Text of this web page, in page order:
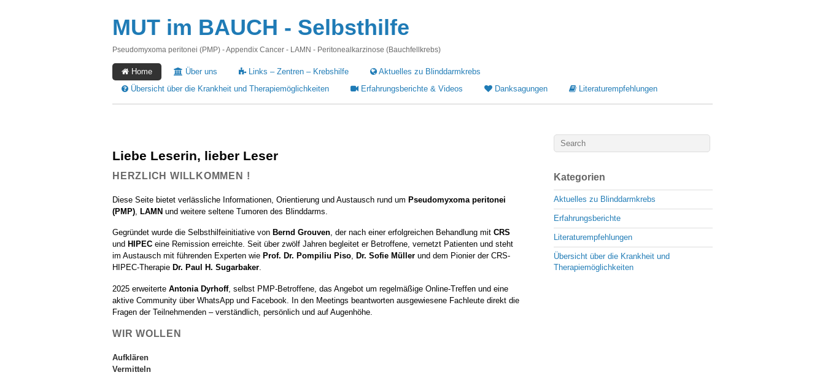
MUT im BAUCH - Selbsthilfe
Pseudomyxoma peritonei (PMP) - Appendix Cancer - LAMN - Peritonealkarzinose (Bauchfellkrebs)
Home Über uns Links – Zentren – Krebshilfe
Aktuelles zu Blinddarmkrebs
Übersicht über die Krankheit und Therapiemöglichkeiten
Erfahrungsberichte & Videos Danksagungen Literaturempfehlungen
Liebe Leserin, lieber Leser
HERZLICH WILLKOMMEN !
Diese Seite bietet verlässliche Informationen, Orientierung und Austausch rund um Pseudomyxoma peritonei
(PMP)
LAMN und weitere seltene Tumoren des Blinddarms.
Gegründet wurde die Selbsthilfeinitiative von Bernd Grouven, der nach einer erfolgreichen Behandlung mit CRS
und HIPEC eine Remission erreichte. Seit über zwölf Jahren begleitet er Betroffene, vernetzt Patienten und steht
im Austausch mit führenden Experten wie Prof. Dr. Pompiliu Piso, Dr. Sofie Müller und dem Pionier der CRS-
HIPEC-Therapie Dr. Paul H. Sugarbaker.
2025 erweiterte Antonia Dyrhoff, selbst PMP-Betroffene, das Angebot um regelmäßige Online-Treffen und eine
aktive Community über WhatsApp und Facebook. In den Meetings beantworten ausgewiesene Fachleute direkt die
Fragen der Teilnehmenden – verständlich, persönlich und auf Augenhöhe.
WIR WOLLEN
Aufklären
Vermitteln
Kategorien
Aktuelles zu Blinddarmkrebs
Erfahrungsberichte
Literaturempfehlungen
Übersicht über die Krankheit und
Therapiemöglichkeiten